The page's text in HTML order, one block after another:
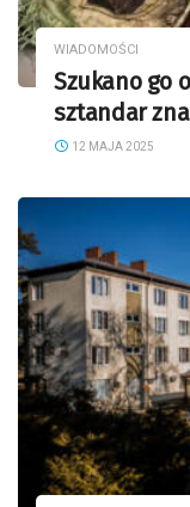
WIADOMOŚCI
Szukano go
sztandar
12 MAJA 2025